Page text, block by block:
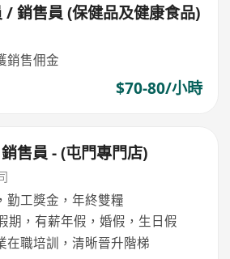
/ 銷售員 (保健品及健康食品)
銷售佣金
$70-80/小時
售員 - (屯門專門店)
勤工獎金，年終雙糧
期，有薪年假，婚假，生日假
在職培訓，清晰晉升階梯